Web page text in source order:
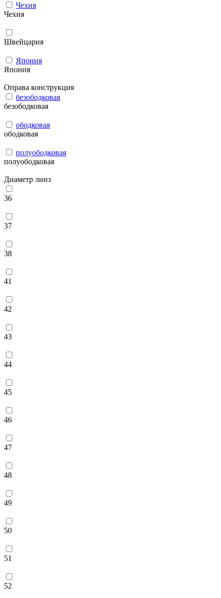
Чехия
Чехия
Швейцария
Япония
Япония
Оправа конструкция
безободковая
безободковая
ободковая
ободковая
полуободковая
полуободковая
Диаметр линз
36
37
38
41
42
43
44
45
46
47
48
49
50
51
52